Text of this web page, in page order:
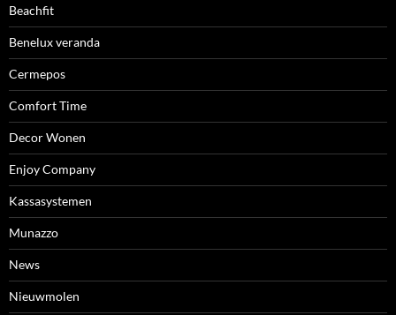
Beachfit
Benelux veranda
Cermepos
Comfort Time
Decor Wonen
Enjoy Company
Kassasystemen
Munazzo
News
Nieuwmolen